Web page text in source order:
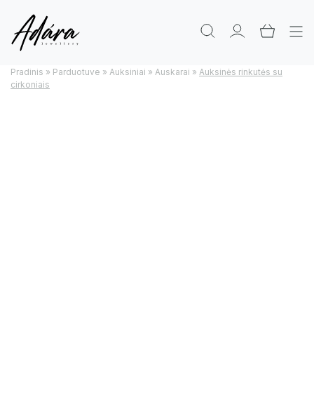
Pradinis » Parduotuve » Auksiniai » Auskarai » Auksinės rinkutės su
cirkoniais